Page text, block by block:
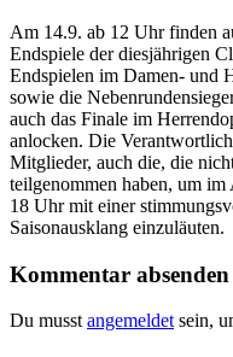
Am 14.9. ab 12 Uhr finden
Endspiele der diesjährigen
Endspielen im Damen- und
sowie die
auch das Finale im
anlocken. Die
Mitglieder, auch die, die
teilgenommen haben, um im
18 Uhr mit einer
Saisonausklang einzuläuten.
Kommentar absenden
Du musst angemeldet sein,